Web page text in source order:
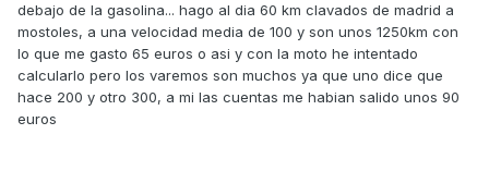
debajo de la gasolina... hago al dia 60 km clavados de madrid a
mostoles, a una velocidad media de 100 y son unos 1250km con
lo que me gasto 65 euros o asi y con la moto he intentado
calcularlo pero los varemos son muchos ya que uno dice que
hace 200 y otro 300, a mi las cuentas me habian salido unos 90
euros